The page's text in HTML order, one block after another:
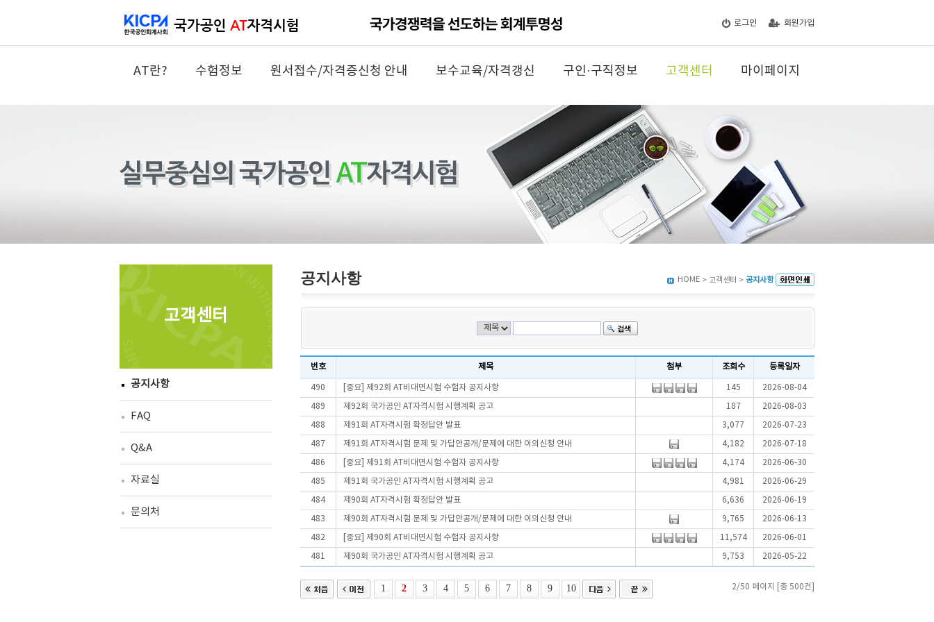
로그인 회원가입
AT란? 수험정보 원서접수/자격증신청 안내 보수교육/자격갱신 구인·구직정보 고객센터 마이페이지
고객센터
공지사항
FAQ
Q&A
자료실
문의처
공지사항 HOME > 고객센터 > 공지사항
번호 제목 첨부 조회수 등록일자
490 [중요] 제92회 AT비대면시험 수험자 공지사항 145 2026-08-04
489 제92회 국가공인 AT자격시험 시행계획 공고 187 2026-08-03
488 제91회 AT자격시험 확정답안 발표 3,077 2026-07-23
487 제91회 AT자격시험 문제 및 가답안공개/문제에 대한 이의신청 안내 4,182 2026-07-18
486 [중요] 제91회 AT비대면시험 수험자 공지사항 4,174 2026-06-30
485 제91회 국가공인 AT자격시험 시행계획 공고 4,981 2026-06-29
484 제90회 AT자격시험 확정답안 발표 6,636 2026-06-19
483 제90회 AT자격시험 문제 및 가답안공개/문제에 대한 이의신청 안내 9,765 2026-06-13
482 [중요] 제90회 AT비대면시험 수험자 공지사항 11,574 2026-06-01
481 제90회 국가공인 AT자격시험 시행계획 공고 9,753 2026-05-22
1 2 3 4 5 6 7 8 9 10 2/50 페이지 [총 500건]